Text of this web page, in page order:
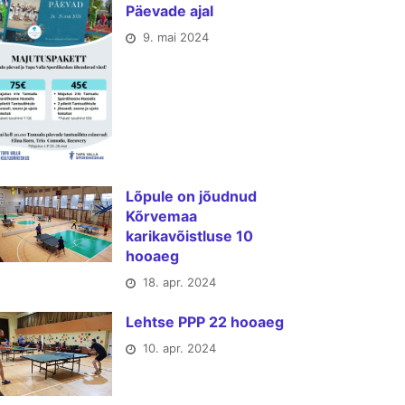
Päevade ajal
9. mai 2024
Lõpule on jõudnud
Kõrvemaa
karikavõistluse 10
hooaeg
18. apr. 2024
Lehtse PPP 22 hooaeg
10. apr. 2024